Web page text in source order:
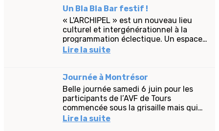
Un Bla Bla Bar festif !
« L'ARCHIPEL » est un nouveau lieu
culturel et intergénérationnel à la
programmation éclectique. Un espace
chaleureux et créatif ouvert pour tous,
Lire la suite
Journée à Montrésor
Belle journée samedi 6 juin pour les
participants de l’AVF de Tours
commencée sous la grisaille mais qui
nous a tout de même permis de
Lire la suite